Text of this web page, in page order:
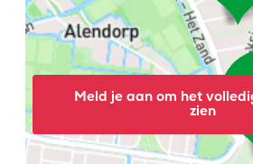
Meld je aan om het
zien